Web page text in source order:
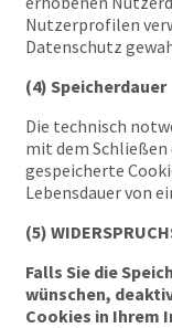
Nutzerprofilen
Datenschutz
(4) Speicherdauer
Die technisch
mit dem Schließen
gespeicherte
Lebensdauer von
(5)
Falls Sie die
wünschen,
Cookies in Ihrem